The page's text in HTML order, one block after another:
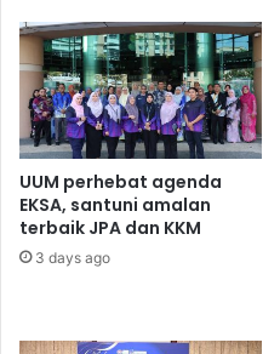
UUM perhebat agenda
EKSA, santuni amalan
terbaik JPA dan KKM
3 days ago